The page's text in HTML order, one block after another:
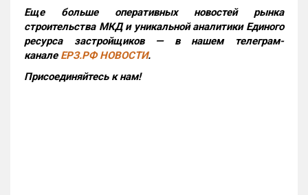
Еще больше оперативных новостей рынка
строительства МКД и уникальной аналитики Единого
ресурса застройщиков — в нашем телеграм-
канале ЕРЗ.РФ НОВОСТИ.
Присоединяйтесь к нам!